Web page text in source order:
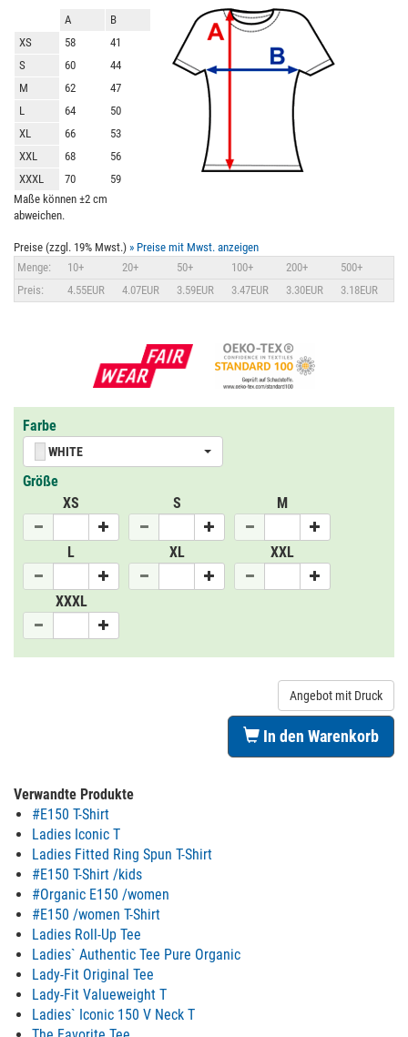
A
B
XS
58
41
S
60
44
M
62
47
L
64
50
XL
66
53
XXL
68
56
XXXL
70
59
Maße können ±2 cm
abweichen.
Preise (zzgl. 19% Mwst.) » Preise mit Mwst. anzeigen
Menge:
10+ 20+ 50+ 100+ 200+
500+
Preis:
4.55EUR 4.07EUR 3.59EUR 3.47EUR 3.30EUR 3.18EUR
Farbe
WHITE
Größe
XS
S M
L XL XXL
XXXL
Angebot mit Druck
In den Warenkorb
Verwandte Produkte
#E150 T-Shirt
Ladies Iconic T
Ladies Fitted Ring Spun T-Shirt
#E150 T-Shirt /kids
#Organic E150 /women
#E150 /women T-Shirt
Ladies Roll-Up Tee
Ladies` Authentic Tee Pure Organic
Lady-Fit Original Tee
Lady-Fit Valueweight T
Ladies` Iconic 150 V Neck T